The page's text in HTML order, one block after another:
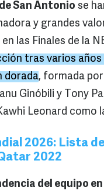
San Antonio se
y grandes
las Finales de la
tras varios años
dorada, formada
Ginóbili y Tony
Leonard como
2026: Lista
2022
del equipo